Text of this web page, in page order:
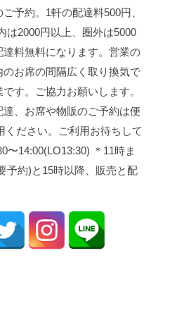
予約。1軒の配達料500円、
は2000円以上、圏外は5000
料無料になります。 営業の
のお席の間隔広く取り換気で
す。ご協力お願いします。
、お席や物販のご予約は便
ださい。
ご利用お待ちして
〜14:00(LO13:30) ＊11時ま
予約)と15時以降、販売と配